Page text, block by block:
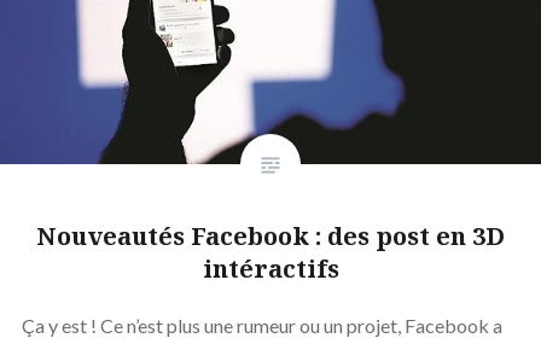
Nouveautés Facebook : des post en 3D
intéractifs
Ça y est ! Ce n’est plus une rumeur ou un projet, Facebook a